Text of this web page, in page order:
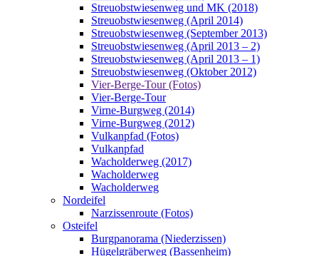
Streuobstwiesenweg und MK (2018)
Streuobstwiesenweg (April 2014)
Streuobstwiesenweg (September 2013)
Streuobstwiesenweg (April 2013 – 2)
Streuobstwiesenweg (April 2013 – 1)
Streuobstwiesenweg (Oktober 2012)
Vier-Berge-Tour (Fotos)
Vier-Berge-Tour
Virne-Burgweg (2014)
Virne-Burgweg (2012)
Vulkanpfad (Fotos)
Vulkanpfad
Wacholderweg (2017)
Wacholderweg
Wacholderweg
Nordeifel
Narzissenroute (Fotos)
Osteifel
Burgpanorama (Niederzissen)
Hügelgräberweg (Bassenheim)